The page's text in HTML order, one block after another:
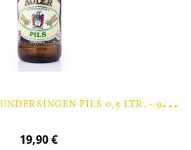
A
DLERBRAUEREI HUNDERSINGEN PILS 0,5 LTR. - 9 FLASCHEN
19,90 €